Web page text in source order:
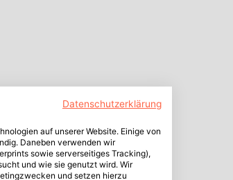
Datenschutzerklärung
auf unserer Website. Einige von
Daneben verwenden wir
sowie serverseitiges Tracking),
und wie sie genutzt wird. Wir
und setzen hierzu